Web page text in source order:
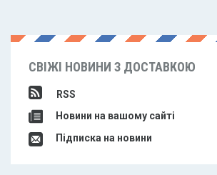
СВІЖІ НОВИНИ З ДОСТАВКОЮ
RSS
Новини на вашому сайті
Підписка на новини